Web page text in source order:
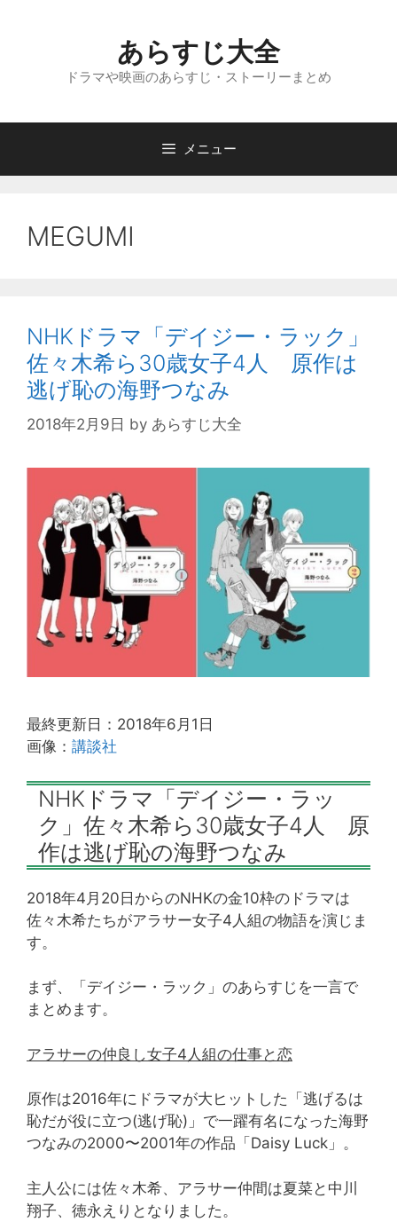
へ
あらすじ大全
ドラマや映画のあらすじ・ストーリーまとめ
メニュー
MEGUMI
NHKドラマ「デイジー・ラック」
佐々木希ら30歳女子4人 原作は
逃げ恥の海野つなみ
2018年2月9日 by あらすじ大全
最終更新日：2018年6月1日
画像： 講談社
NHKドラマ「デイジー・ラッ
ク」佐々木希ら30歳女子4人 原
作は逃げ恥の海野つなみ
2018年4月20日からのNHKの金10枠のドラマは
佐々木希たちがアラサー女子4人組の物語を演じま
す。
まず、「デイジー・ラック」のあらすじを一言で
まとめます。
アラサーの仲良し女子4人組の仕事と恋
原作は2016年にドラマが大ヒットした「逃げるは
恥だが役に立つ(逃げ恥)」で一躍有名になった海野
つなみの2000〜2001年の作品「Daisy Luck」。
主人公には佐々木希、アラサー仲間は夏菜と中川
翔子、徳永えりとなりました。